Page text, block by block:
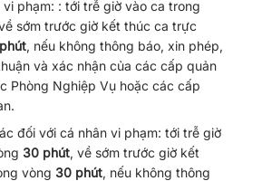
phạm: : tới trễ giờ vào ca trong
sớm trước giờ kết thúc ca trực
, nếu không thông báo, xin phép,
và xác nhận của các cấp quản
Phòng Nghiệp Vụ hoặc các cấp
đối với cá nhân vi phạm: tới trễ giờ
30 phút, về sớm trước giờ kết
vòng 30 phút, nếu không thông